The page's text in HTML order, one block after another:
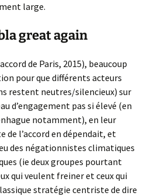
large.
great again
de Paris, 2015), beaucoup
pour que différents acteurs
restent neutres/silencieux) sur
d’engagement pas si élevé (en
notamment), en leur
de l’accord en dépendait, et
des négationnistes climatiques
(ie deux groupes pourtant
qui veulent freiner et ceux qui
stratégie centriste de dire